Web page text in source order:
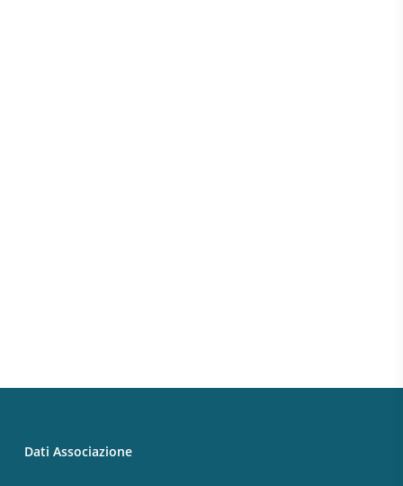
Dati Associazione